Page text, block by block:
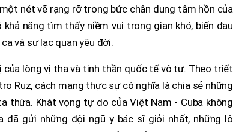
nét vẽ rạng rỡ trong bức chân dung tâm hồn của
năng tìm thấy niềm vui trong gian khó, biến đau
và sự lạc quan yêu đời.
lòng vị tha và tinh thần quốc tế vô tư. Theo triết
Ruz, cách mạng thực sự có nghĩa là chia sẻ những
thừa. Khát vọng tự do của Việt Nam - Cuba không
gửi những đội ngũ y bác sĩ giỏi nhất, những lô